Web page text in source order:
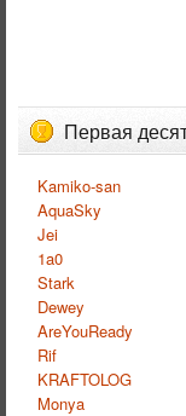
Первая
Kamiko-san
AquaSky
Jei
1a0
Stark
Dewey
AreYouReady
Rif
KRAFTOLOG
Monya